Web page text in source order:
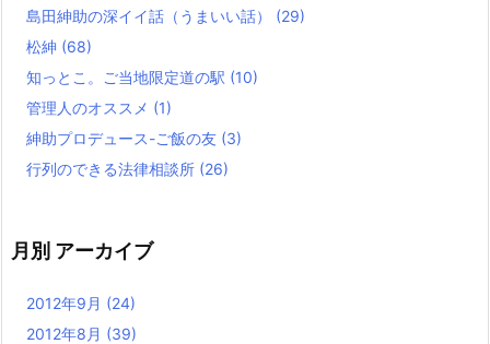
島田紳助の深イイ話（うまいい話） (29)
松紳 (68)
知っとこ。ご当地限定道の駅 (10)
管理人のオススメ (1)
紳助プロデュース-ご飯の友 (3)
行列のできる法律相談所 (26)
月別 アーカイブ
2012年9月 (24)
2012年8月 (39)